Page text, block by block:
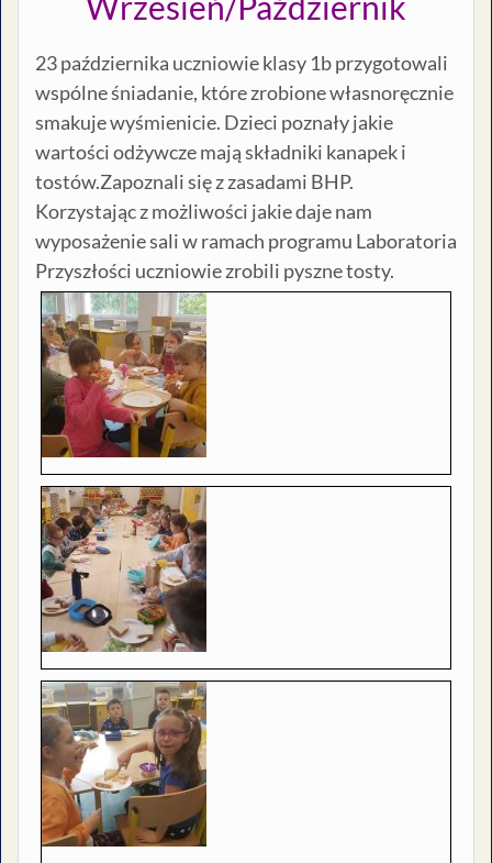
23 października uczniowie klasy 1b przygotowali
wspólne śniadanie, które zrobione własnoręcznie
smakuje wyśmienicie. Dzieci poznały jakie
wartości odżywcze mają składniki kanapek i
tostów.Zapoznali się z zasadami BHP.
Korzystając z możliwości jakie daje nam
wyposażenie sali w ramach programu Laboratoria
Przyszłości uczniowie zrobili pyszne tosty.